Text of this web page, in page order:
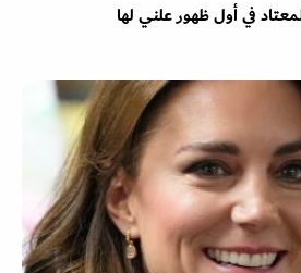
في أول ظهور علني لها